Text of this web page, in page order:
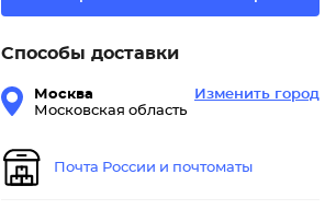
Способы доставки
Москва
Московская область
Изменить город
Почта России и почтоматы